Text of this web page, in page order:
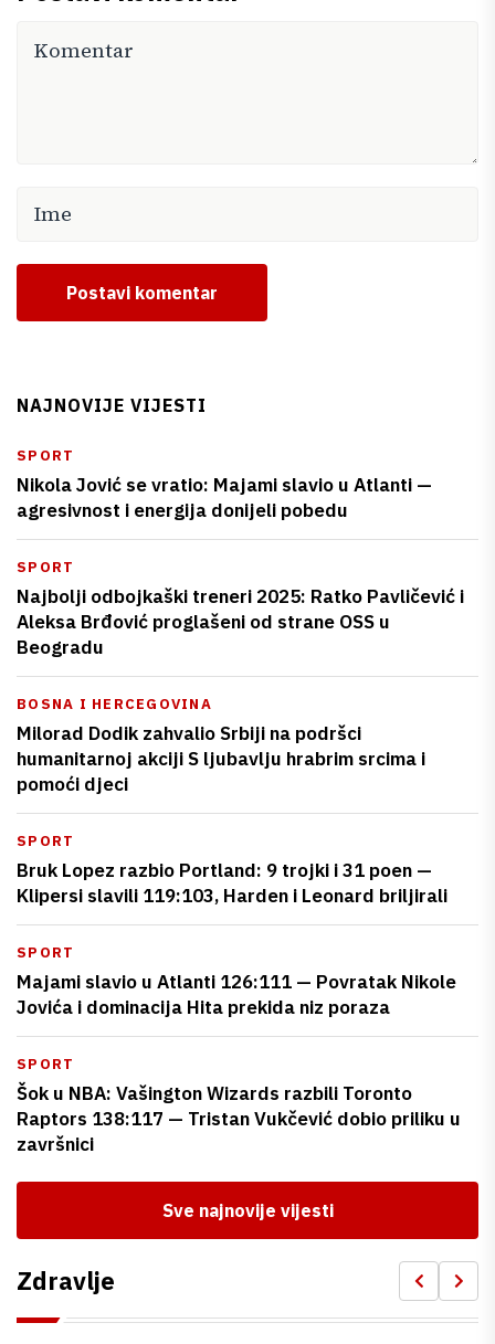
Postavi komentar
NAJNOVIJE VIJESTI
SPORT
Nikola Jović se vratio: Majami slavio u Atlanti —
agresivnost i energija donijeli pobedu
SPORT
Najbolji odbojkaški treneri 2025: Ratko Pavličević i
Aleksa Brđović proglašeni od strane OSS u
Beogradu
BOSNA I HERCEGOVINA
Milorad Dodik zahvalio Srbiji na podršci
humanitarnoj akciji S ljubavlju hrabrim srcima i
pomoći djeci
SPORT
Bruk Lopez razbio Portland: 9 trojki i 31 poen —
Klipersi slavili 119:103, Harden i Leonard briljirali
SPORT
Majami slavio u Atlanti 126:111 — Povratak Nikole
Jovića i dominacija Hita prekida niz poraza
SPORT
Šok u NBA: Vašington Wizards razbili Toronto
Raptors 138:117 — Tristan Vukčević dobio priliku u
završnici
Sve najnovije vijesti
Zdravlje